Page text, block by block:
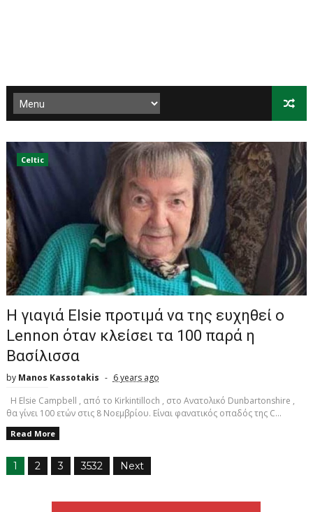
Celtic
Η γιαγιά Elsie προτιμά να της ευχηθεί ο
Lennon όταν κλείσει τα 100 παρά η
Βασίλισσα
by Manos Kassotakis
6 years ago
Η Elsie Campbell , από το Kirkintilloch , στο Ανατολικό Dunbartonshire ,
θα γίνει 100 ετών στις 8 Νοεμβρίου. Είναι φανατικός οπαδός της C...
Read More
1 2 3 3532 Next